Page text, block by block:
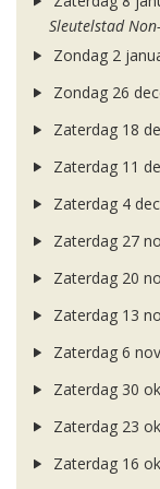
Sleutelstad
Zondag 2
Zondag 26
Zaterdag 18
Zaterdag 11
Zaterdag 4
Zaterdag 27
Zaterdag 20
Zaterdag 13
Zaterdag 6
Zaterdag 30
Zaterdag 23
Zaterdag 16